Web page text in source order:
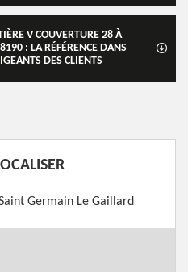
V COUVERTURE 28 À
: LA RÉFÉRENCE DANS
DES CLIENTS
Germain Le Gaillard